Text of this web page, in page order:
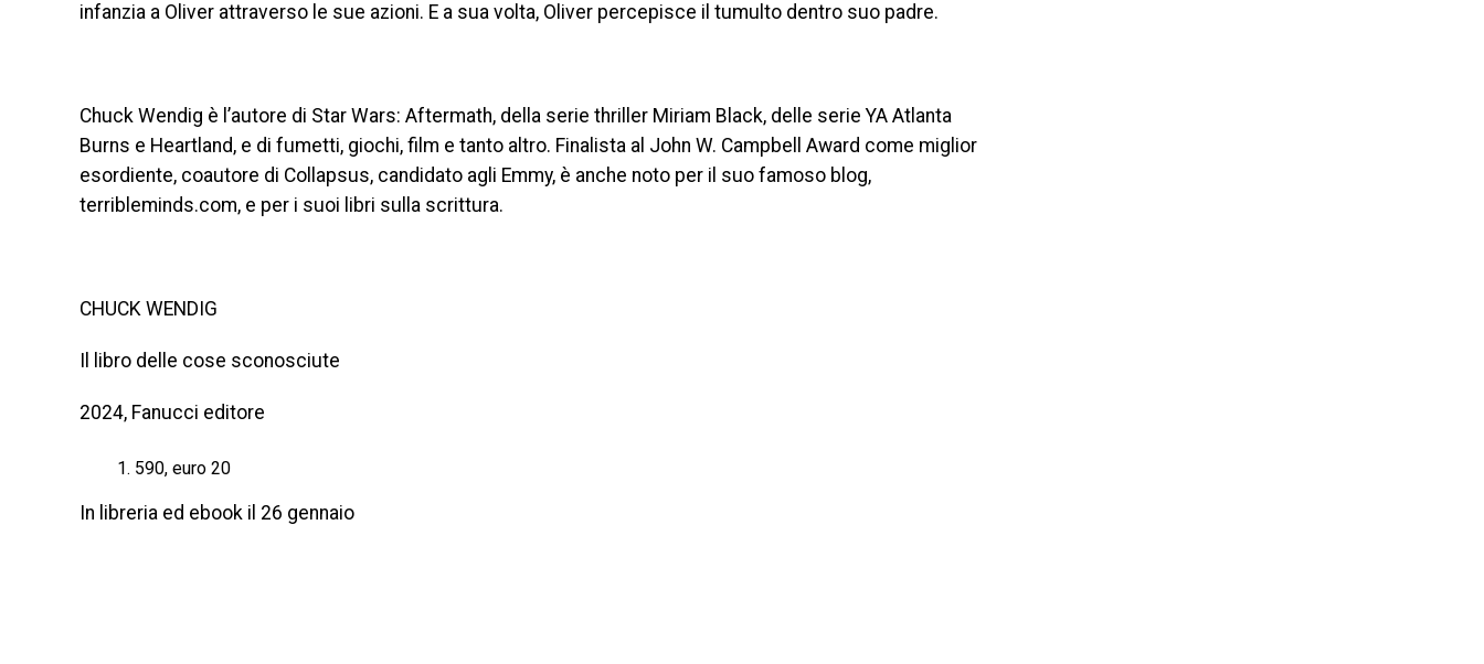
infanzia a Oliver attraverso le sue azioni. E a sua volta, Oliver percepisce il tumulto dentro suo padre.
Chuck Wendig è l’autore di Star Wars: Aftermath, della serie thriller Miriam Black, delle serie YA Atlanta
Burns e Heartland, e di fumetti, giochi, film e tanto altro. Finalista al John W. Campbell Award come miglior
esordiente, coautore di Collapsus, candidato agli Emmy, è anche noto per il suo famoso blog,
terribleminds.com, e per i suoi libri sulla scrittura.
CHUCK WENDIG
Il libro delle cose sconosciute
2024, Fanucci editore
590, euro 20
In libreria ed ebook il 26 gennaio